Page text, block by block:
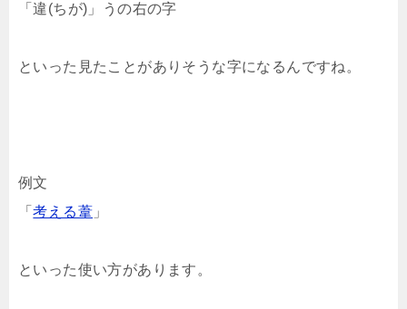
「違(ちが)」うの右の字
といった見たことがありそうな字になるんですね。
例文
「考える葦 」
といった使い方があります。